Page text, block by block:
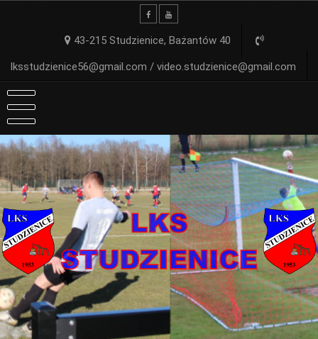
43-215 Studzienice, Bażantów 40
lksstudzienice56@gmail.com / video.studzienice@gmail.com